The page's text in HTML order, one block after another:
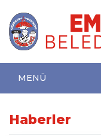
MENÜ
Haberler